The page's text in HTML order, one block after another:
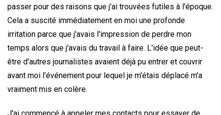
passer pour des raisons que j'ai trouvées futiles à l'époque.
Cela a suscité immédiatement en moi une profonde
irritation parce que j'avais l'impression de perdre mon
temps alors que j'avais du travail à faire. L'idée que peut-
être d'autres journalistes avaient déjà pu entrer et couvrir
avant moi l'événement pour lequel je m'étais déplacé m'a
vraiment mis en colère.
J'ai commencé à appeler mes contacts pour essayer de